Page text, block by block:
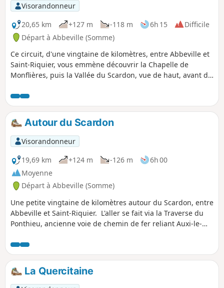
Visorandonneur
20,65 km
+127 m -118 m 6h 15
Difficile
Départ à Abbeville (Somme)
Ce circuit, d'une vingtaine de kilomètres, entre Abbeville et
Saint-Riquier, vous emmène découvrir la Chapelle de
Monflières, puis la Vallée du Scardon, vue de haut, avant de
Autour du Scardon
Visorandonneur
19,69 km
+124 m -126 m
6h 00
Moyenne
Départ à Abbeville (Somme)
Une petite vingtaine de kilomètres autour du Scardon, entre
Abbeville et Saint-Riquier. L'aller se fait via la Traverse du
Ponthieu, ancienne voie de chemin de fer reliant Auxi-le-
la vallée.
La Quercitaine